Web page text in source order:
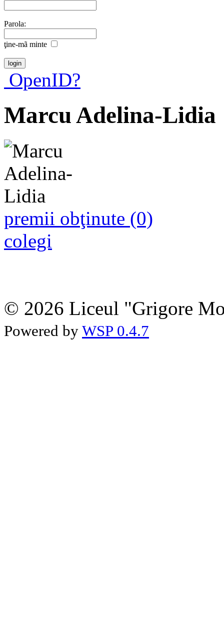
Parola:
ţine-mã minte
OpenID?
Marcu Adelina-Lidia
premii obţinute (0)
colegi
© 2026 Liceul "Grigore
Powered by WSP 0.4.7